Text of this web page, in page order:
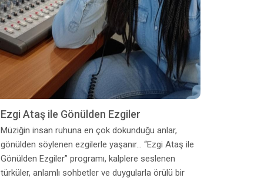
Ezgi Ataş ile Gönülden Ezgiler
Müziğin insan ruhuna en çok dokunduğu anlar,
gönülden söylenen ezgilerle yaşanır… “Ezgi Ataş ile
Gönülden Ezgiler” programı, kalplere seslenen
türküler, anlamlı sohbetler ve duygularla örülü bir